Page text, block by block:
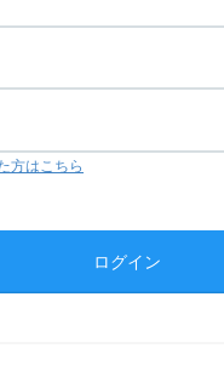
方はこちら